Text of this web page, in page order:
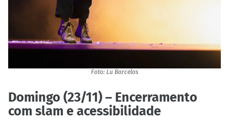
Foto: Lu Barcelos
Domingo (23/11) – Encerramento
com slam e acessibilidade